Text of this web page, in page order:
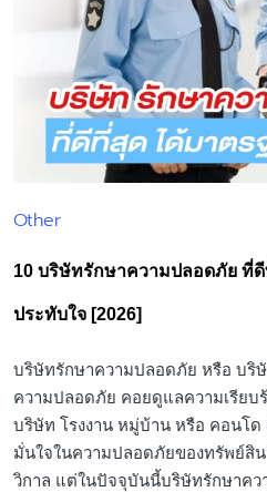
Posted
Other
10 บริษัทรักษาความปลอดภัย ที่
ประทับใจ‎ [2026]
บริษัทรักษาความปลอดภัย หรือ บริ
ความปลอดภัย คอยดูแลความเรียบ
บริษัท โรงงาน หมู่บ้าน หรือ คอนโด
มั่นใจในความปลอดภัยของทรัพย์สิน
วิกาล แต่ในปัจจุบันนี้บริษัทรักษาค